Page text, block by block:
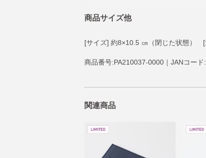
商品サイズ他
[サイズ] 約8×10.5 ㎝（閉じた状態）
商品番号:PA210037-0000｜JANコー
関連商品